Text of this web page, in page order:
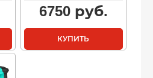
6750руб.
КУПИТЬ